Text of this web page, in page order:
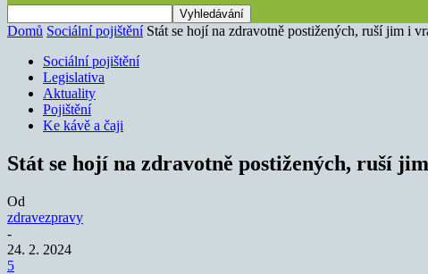
Domů Sociální pojištění Stát se hojí na zdravotně postižených, ruší jim i
Sociální pojištění
Legislativa
Aktuality
Pojištění
Ke kávě a čaji
Stát se hojí na zdravotně postižených, ruší
Od
zdravezpravy
-
24. 2. 2024
5